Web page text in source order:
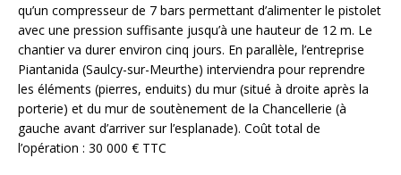
qu’un compresseur de 7 bars permettant d’alimenter le pistolet
avec une pression suffisante jusqu’à une hauteur de 12 m. Le
chantier va durer environ cinq jours. En parallèle, l’entreprise
Piantanida (Saulcy-sur-Meurthe) interviendra pour reprendre
les éléments (pierres, enduits) du mur (situé à droite après la
porterie) et du mur de soutènement de la Chancellerie (à
gauche avant d’arriver sur l’esplanade). Coût total de
l’opération : 30 000 € TTC